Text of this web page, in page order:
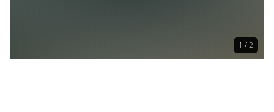
1 / 2